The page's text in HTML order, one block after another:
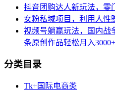
抖音团购达人新玩法，零
女粉私域项目，利用人性
视频号躺赢玩法，国内战
条原创作品轻松月入3000+
分类目录
Tk+国际电商类